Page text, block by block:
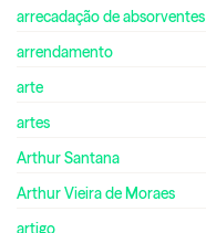
arrecadação de absorventes
arrendamento
arte
artes
Arthur Santana
Arthur Vieira de Moraes
artigo